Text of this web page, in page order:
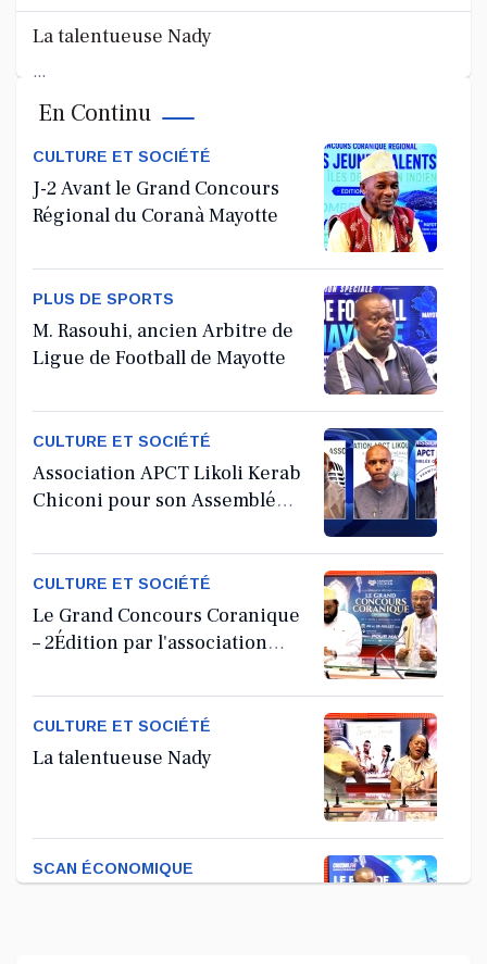
La talentueuse Nady
...
Jul 11, 2026
En Continu
CULTURE ET SOCIÉTÉ
J-2 Avant le Grand Concours
Régional du Coranà Mayotte
PLUS DE SPORTS
M. Rasouhi, ancien Arbitre de
Ligue de Football de Mayotte
CULTURE ET SOCIÉTÉ
Association APCT Likoli Kerab
Chiconi pour son Assemblée
CULTURE ET SOCIÉTÉ
Le Grand Concours Coranique
– 2Édition par l'association
CULTURE ET SOCIÉTÉ
La talentueuse Nady
SCAN ÉCONOMIQUE